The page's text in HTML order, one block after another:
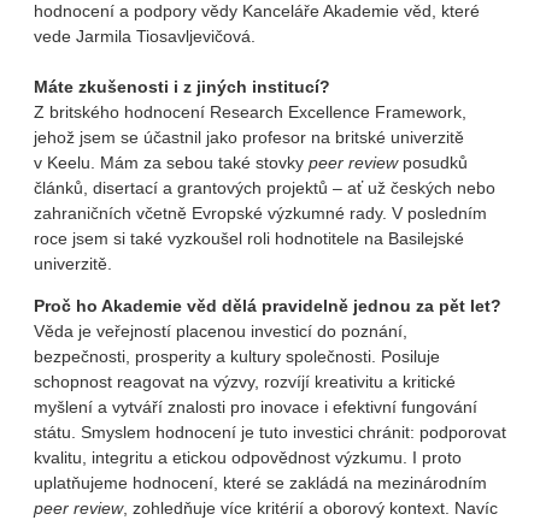
hodnocení a podpory vědy Kanceláře Akademie věd, které
vede Jarmila Tiosavljevičová.
Máte zkušenosti i z jiných institucí?
Z britského hodnocení Research Excellence Framework,
jehož jsem se účastnil jako profesor na britské univerzitě
v Keelu. Mám za sebou také stovky peer reviewposudků
článků, disertací a grantových projektů – ať už českých nebo
zahraničních včetně Evropské výzkumné rady. V posledním
roce jsem si také vyzkoušel roli hodnotitele na Basilejské
univerzitě.
Proč ho Akademie věd dělá pravidelně jednou za pět let?
Věda je veřejností placenou investicí do poznání,
bezpečnosti, prosperity a kultury společnosti. Posiluje
schopnost reagovat na výzvy, rozvíjí kreativitu a kritické
myšlení a vytváří znalosti pro inovace i efektivní fungování
státu. Smyslem hodnocení je tuto investici chránit: podporovat
kvalitu, integritu a etickou odpovědnost výzkumu. I proto
uplatňujeme hodnocení, které se zakládá na mezinárodním
peer review, zohledňuje více kritérií a oborový kontext. Navíc